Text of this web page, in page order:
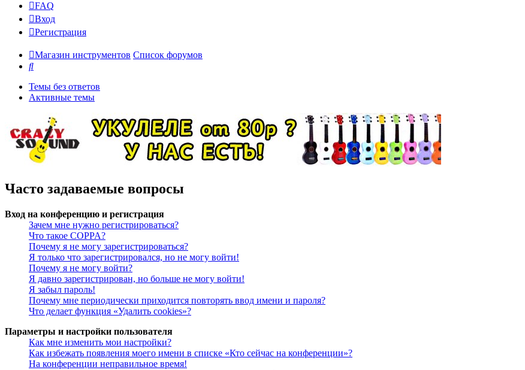
FAQ
Вход
Регистрация
Магазин инструментов Список форумов
Поиск
Темы без ответов
Активные темы
Часто задаваемые вопросы
Вход на конференцию и регистрация
Зачем мне нужно регистрироваться?
Что такое COPPA?
Почему я не могу зарегистрироваться?
Я только что зарегистрировался, но не могу войти!
Почему я не могу войти?
Я давно зарегистрирован, но больше не могу войти!
Я забыл пароль!
Почему мне периодически приходится повторять ввод имени и пароля?
Что делает функция «Удалить cookies»?
Параметры и настройки пользователя
Как мне изменить мои настройки?
Как избежать появления моего имени в списке «Кто сейчас на конференции»?
На конференции неправильное время!